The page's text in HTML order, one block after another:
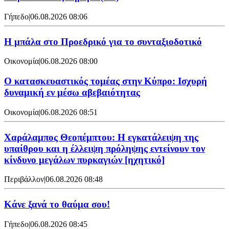
Γήπεδο|06.08.2026 08:06
Η μπάλα στο Προεδρικό για το συνταξιοδοτικό
Οικονομία|06.08.2026 08:00
Ο κατασκευαστικός τομέας στην Κύπρο: Ισχυρή
δυναμική εν μέσω αβεβαιότητας
Οικονομία|06.08.2026 08:51
Χαράλαμπος Θεοπέμπτου: Η εγκατάλειψη της
υπαίθρου και η έλλειψη πρόληψης εντείνουν τον
κίνδυνο μεγάλων πυρκαγιών [ηχητικό]
Περιβάλλον|06.08.2026 08:48
Κάνε ξανά το θαύμα σου!
Γήπεδο|06.08.2026 08:45